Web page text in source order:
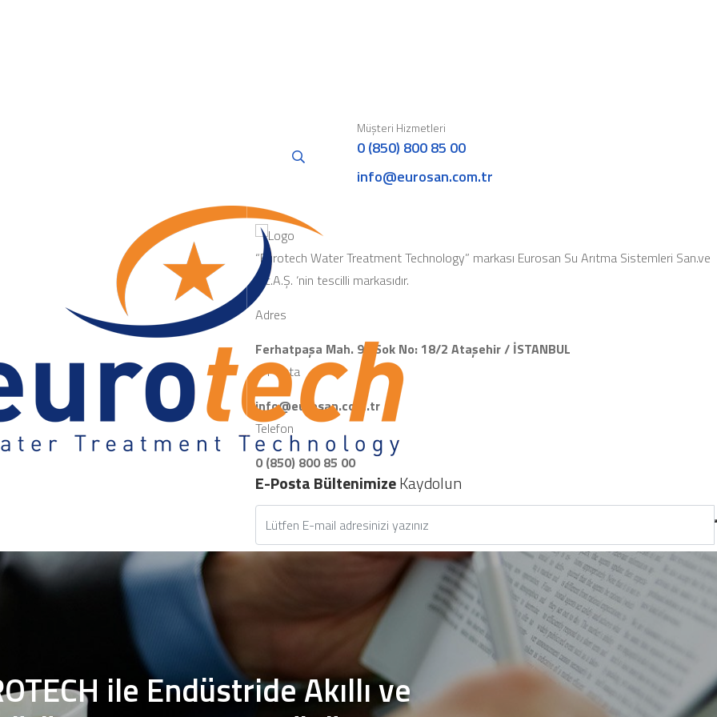
Müşteri Hizmetleri
0 (850) 800 85 00
info@eurosan.com.tr
“Eurotech Water Treatment Technology” markası Eurosan Su Arıtma Sistemleri San.ve
Tic.A.Ş. ‘nin tescilli markasıdır.
Adres
Ferhatpaşa Mah. 91.Sok No: 18/2 Ataşehir / İSTANBUL
E-Posta
info@eurosan.com.tr
Telefon
0 (850) 800 85 00
E-Posta BültenimizeKaydolun
ile Endüstride Akıllı ve